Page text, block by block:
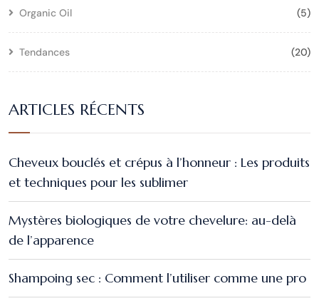
Organic Oil (5)
Tendances (20)
ARTICLES RÉCENTS
Cheveux bouclés et crépus à l’honneur : Les produits
et techniques pour les sublimer
Mystères biologiques de votre chevelure: au-delà
de l’apparence
Shampoing sec : Comment l’utiliser comme une pro